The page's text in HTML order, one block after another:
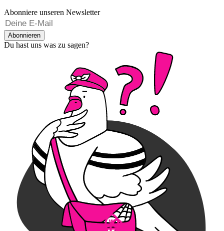
Abonniere unseren Newsletter
Abonnieren
Du hast uns was zu sagen?